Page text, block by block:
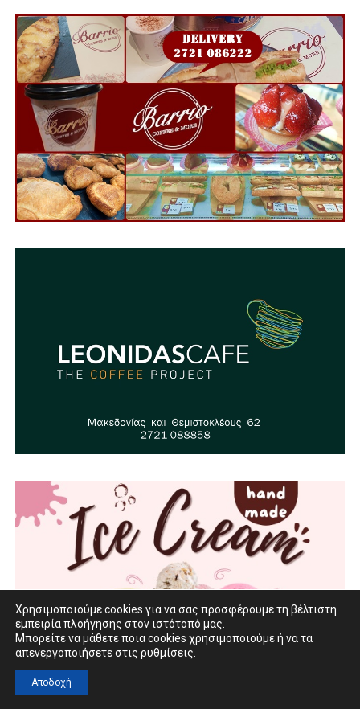
Χρησιμοποιούμε cookies για να σας προσφέρουμε τη βέλτιστη
εμπειρία πλοήγησης στον ιστότοπό μας.
Μπορείτε να μάθετε ποια cookies χρησιμοποιούμε ή να τα
απενεργοποιήσετε στις ρυθμίσεις
Αποδοχή